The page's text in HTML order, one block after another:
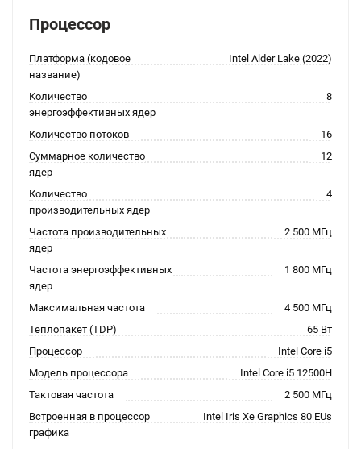
Процессор
Платформа (кодовое
название)
Intel Alder Lake (2022)
Количество
энергоэффективных ядер
8
Количество потоков
16
Суммарное количество
ядер
12
Количество
производительных ядер
4
Частота производительных
ядер
2 500 МГц
Частота энергоэффективных
ядер
1 800 МГц
Максимальная частота
4 500 МГц
Теплопакет (TDP)
65 Вт
Процессор
Intel Core i5
Модель процессора
Intel Core i5 12500H
Тактовая частота
2 500 МГц
Встроенная в процессор
графика
Intel Iris Xe Graphics 80 EUs